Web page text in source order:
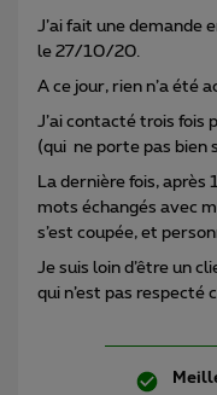
J’ai fait une demande
le 27/10/20.
A ce jour, rien n’a été
J’ai contacté trois fois
(qui ne porte pas bien
La dernière fois, après
mots échangés avec
s’est coupée, et
Je suis loin d’être un
qui n’est pas respecté